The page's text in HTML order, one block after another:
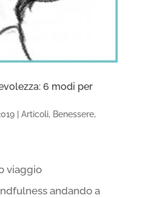
6 modi per
| Articoli, Benessere,
viaggio
andando a